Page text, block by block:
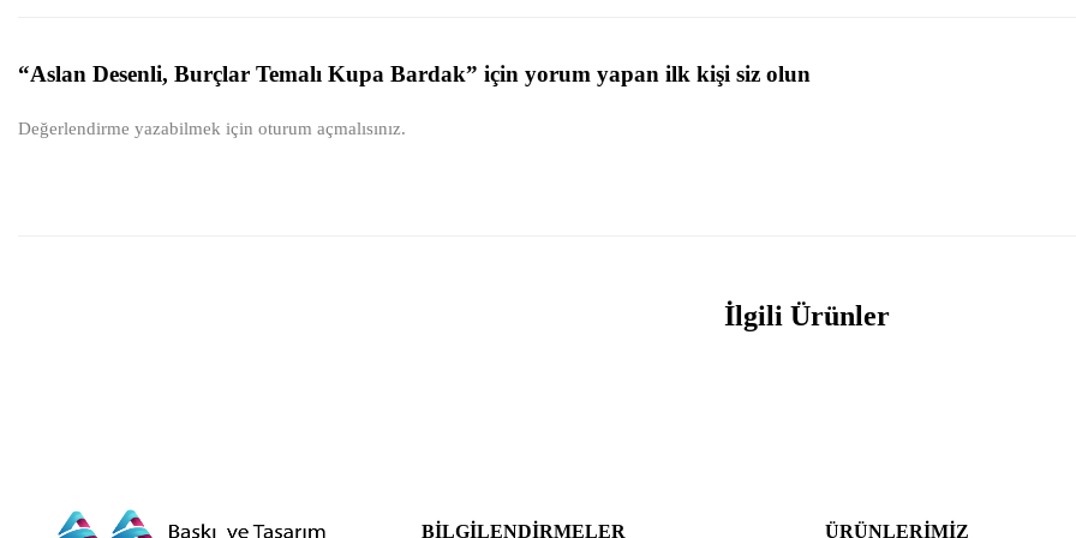
“Aslan Desenli, Burçlar Temalı Kupa Bardak” için yorum yapan ilk kişi siz olun
Değerlendirme yazabilmek için oturum açmalısınız.
İlgili Ürünler
BILGILENDIRMELER ÜRÜNLERIMIZ